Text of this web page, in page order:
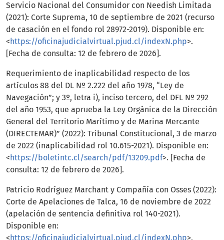
Servicio Nacional del Consumidor con Needish Limitada
(2021): Corte Suprema, 10 de septiembre de 2021 (recurso
de casación en el fondo rol 28972-2019). Disponible en:
< https://oficinajudicialvirtual.pjud.cl/indexN.php>.
[Fecha de consulta: 12 de febrero de 2026].
Requerimiento de inaplicabilidad respecto de los
artículos 88 del DL Nº 2.222 del año 1978, “Ley de
Navegación”; y 3º, letra i), inciso tercero, del DFL Nº 292
del año 1953, que aprueba la Ley Orgánica de la Dirección
General del Territorio Marítimo y de Marina Mercante
(DIRECTEMAR)” (2022): Tribunal Constitucional, 3 de marzo
de 2022 (inaplicabilidad rol 10.615-2021). Disponible en:
< https://boletintc.cl/search/pdf/13209.pdf>. [Fecha de
consulta: 12 de febrero de 2026].
Patricio Rodríguez Marchant y Compañía con Osses (2022):
Corte de Apelaciones de Talca, 16 de noviembre de 2022
(apelación de sentencia definitiva rol 140-2021).
Disponible en:
< https://oficinajudicialvirtual.pjud.cl/indexN.php>.